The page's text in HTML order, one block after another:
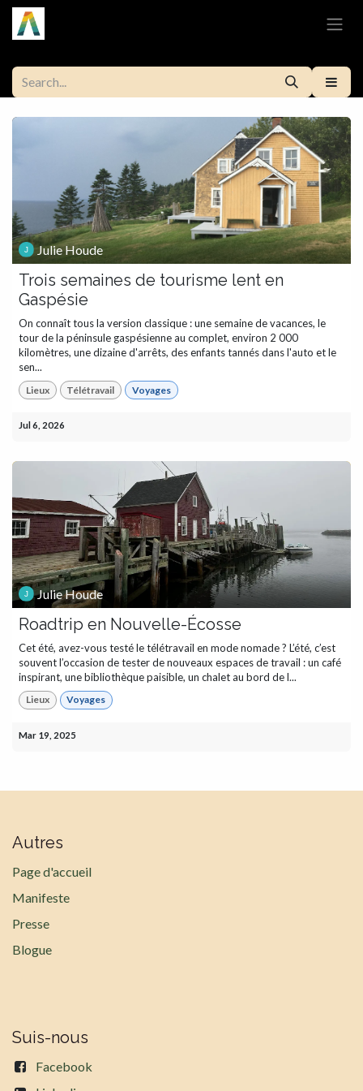
Skip to Content
Julie Houde
Trois semaines de tourisme lent en
Gaspésie
On connaît tous la version classique : une semaine de vacances, le
tour de la péninsule gaspésienne au complet, environ 2 000
kilomètres, une dizaine d'arrêts, des enfants tannés dans l'auto et le
sen...
Lieux Télétravail Voyages
Jul 6, 2026
Julie Houde
Roadtrip en Nouvelle-Écosse
Cet été, avez-vous testé le télétravail en mode nomade ? L’été, c’est
souvent l’occasion de tester de nouveaux espaces de travail : un café
inspirant, une bibliothèque paisible, un chalet au bord de l...
Lieux Voyages
Mar 19, 2025
Autres
Page d'accueil
Manifeste
Presse
Blogue
Suis-nous
Facebook